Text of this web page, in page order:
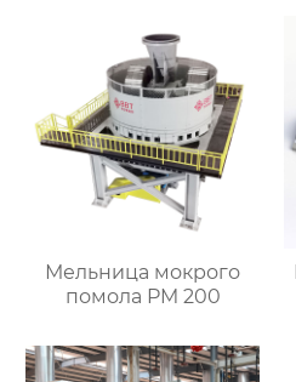
Мельница мокрого
помола PM 200